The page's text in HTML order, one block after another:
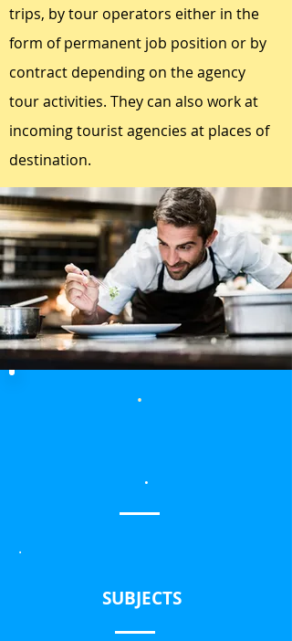
trips, by tour operators either in the
form of permanent job position or by
contract depending on the agency
tour activities. They can also work at
incoming tourist agencies at places of
destination.
.
.
.
SUBJECTS